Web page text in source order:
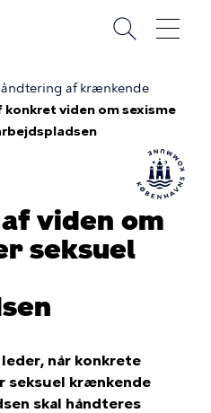
af krænkende
viden om sexisme
viden om
seksuel
når konkrete
seksuel krænkende
skal håndteres